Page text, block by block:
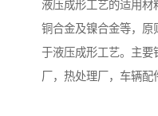
液压成形工艺的适用材
铜合金及镍合金等，原
于液压成形工艺。主要
厂，热处理厂，车辆配